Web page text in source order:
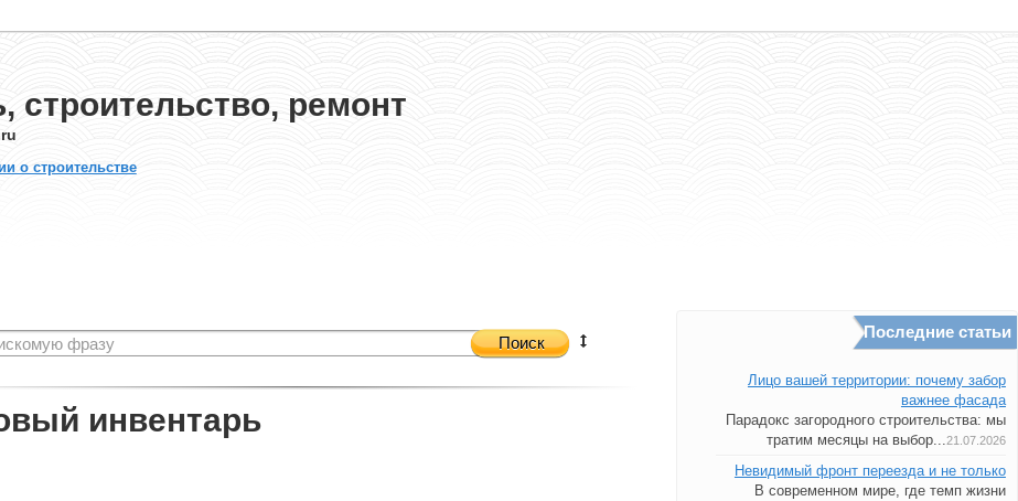
строительство, ремонт
о строительстве
Поиск
инвентарь
Последние статьи
Лицо вашей территории: почему забор
важнее фасада
Парадокс загородного строительства: мы
тратим месяцы на выбор...21.07.2026
Невидимый фронт переезда и не только
В современном мире, где темп жизни